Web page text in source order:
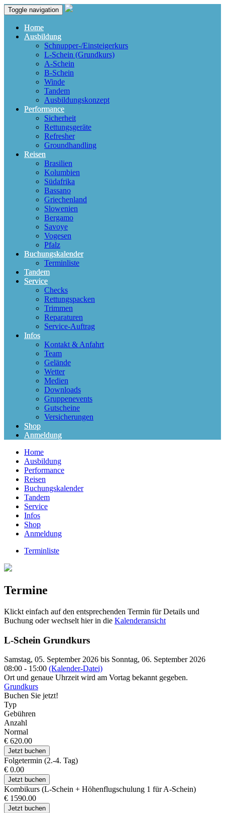
Toggle navigation
Home
Ausbildung
Schnupper-/Einsteigerkurs
L-Schein (Grundkurs)
A-Schein
B-Schein
Winde
Tandem
Ausbildungskonzept
Performance
Sicherheit
Rettungsgeräte
Refresher
Groundhandling
Reisen
Brasilien
Kolumbien
Südafrika
Bassano
Griechenland
Slowenien
Bergamo
Savoye
Vogesen
Pfalz
Buchungskalender
Terminliste
Tandem
Service
Checks
Rettungspacken
Trimmen
Reparaturen
Service-Auftrag
Infos
Kontakt & Anfahrt
Team
Gelände
Wetter
Medien
Downloads
Gruppenevents
Gutscheine
Versicherungen
Shop
Anmeldung
Home
Ausbildung
Performance
Reisen
Buchungskalender
Tandem
Service
Infos
Shop
Anmeldung
Terminliste
Termine
Klickt einfach auf den entsprechenden Termin für Details und
Buchung oder wechselt hier in die Kalenderansicht
L-Schein Grundkurs
Samstag, 05. September 2026 bis Sonntag, 06. September 2026
08:00 - 15:00 (Kalender-Datei)
Ort und genaue Uhrzeit wird am Vortag bekannt gegeben.
Grundkurs
Buchen Sie jetzt!
Typ
Gebühren
Anzahl
Normal
€ 620.00
Jetzt buchen
Folgetermin (2.-4. Tag)
€ 0.00
Jetzt buchen
Kombikurs (L-Schein + Höhenflugschulung 1 für A-Schein)
€ 1590.00
Jetzt buchen